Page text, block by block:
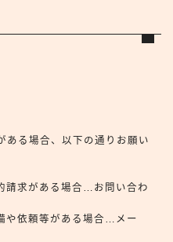
る場合、以下の通りお願い
請求がある場合…お問い合わ
や依頼等がある場合…メー